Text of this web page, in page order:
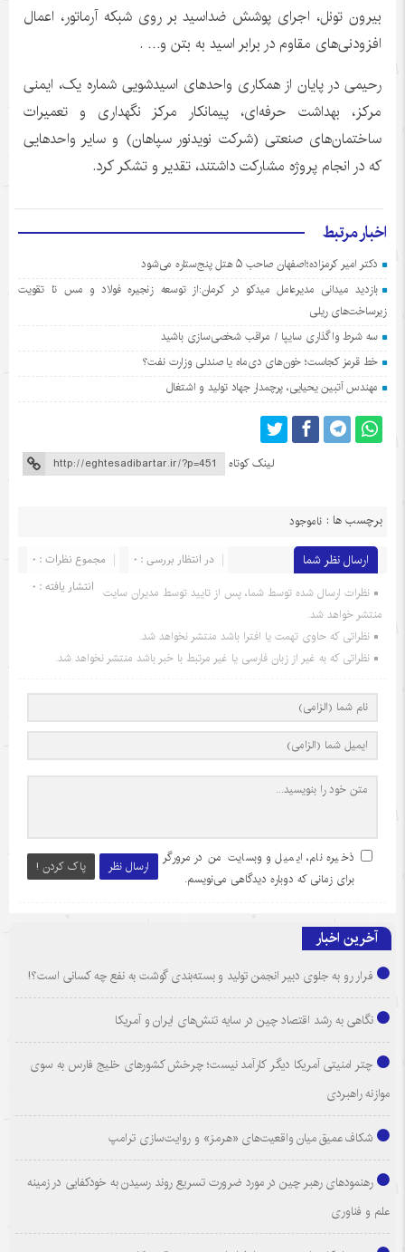
بیرون تونل، اجرای پوشش ضداسید بر روی شبکه آرماتور، اعمال
افزودنی‌های مقاوم در برابر اسید به بتن و… .
رحیمی در پایان از همکاری واحدهای اسیدشویی شماره یک، ایمنی
مرکز، بهداشت حرفه‌ای، پیمانکار مرکز نگهداری و تعمیرات
ساختمان‌های صنعتی (شرکت نویدنور سپاهان) و سایر واحدهایی
که در انجام پروژه مشارکت داشتند، تقدیر و تشکر کرد.
اخبار مرتبط
دکتر امیر کرمزاده؛اصفهان صاحب ۵ هتل پنج‌ستاره می‌شود
بازدید میدانی مدیرعامل میدکو در کرمان:از توسعه زنجیره فولاد و مس تا تقویت
زیرساخت‌های ریلی
سه شرط واگذاری سایپا / مراقب شخصی‌سازی باشید
خط قرمز کجاست؛ خون‌های دی‌ماه یا صندلی وزارت نفت؟
مهندس آتبین یحیایی، پرچمدار جهاد تولید و اشتغال
لینک کوتاه
برچسب ها : ناموجود
ارسال نظر شما مجموع نظرات : 0
در انتظار بررسی : 0
انتشار یافته : 0 نظرات ارسال شده توسط شما، پس از تایید توسط مدیران سایت
منتشر خواهد شد.
نظراتی که حاوی تهمت یا افترا باشد منتشر نخواهد شد.
نظراتی که به غیر از زبان فارسی یا غیر مرتبط با خبر باشد منتشر نخواهد شد.
ارسال نظر پاک کردن !
ذخیره نام، ایمیل و وبسایت من در مرورگر
برای زمانی که دوباره دیدگاهی می‌نویسم.
آخرین اخبار
فرار رو به جلوی دبیر انجمن تولید و بسته‌بندی گوشت به نفع چه کسانی است؟!
نگاهی به رشد اقتصاد چین در سایه تنش‌های ایران و آمریکا
چتر امنیتی آمریکا دیگر کارآمد نیست؛ چرخش کشورهای خلیج فارس به سوی
موازنه راهبردی
شکاف عمیق میان واقعیت‌های «هرمز» و روایت‌سازی ترامپ
رهنمودهای رهبر چین در مورد ضرورت تسریع روند رسیدن به خودکفایی در زمینه
علم و فناوری